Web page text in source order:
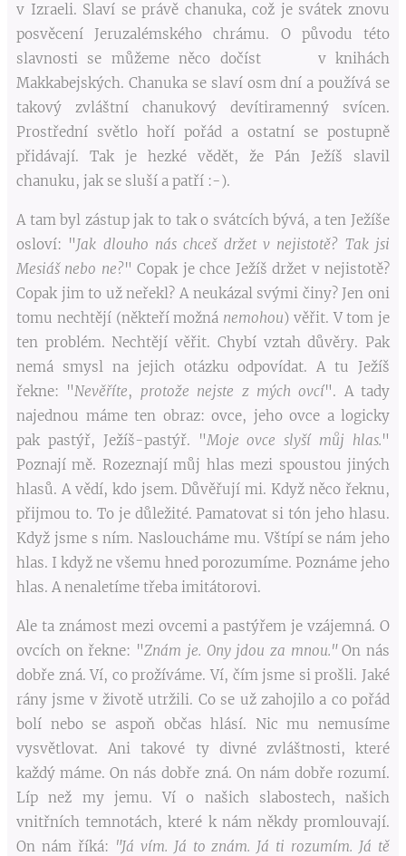
v Izraeli. Slaví se právě chanuka, což je svátek znovu
posvěcení Jeruzalémského chrámu. O původu této
slavnosti se můžeme něco dočíst v knihách
Makkabejských. Chanuka se slaví osm dní a používá se
takový zvláštní chanukový devítiramenný svícen.
Prostřední světlo hoří pořád a ostatní se postupně
přidávají. Tak je hezké vědět, že Pán Ježíš slavil
chanuku, jak se sluší a patří :-).
A tam byl zástup jak to tak o svátcích bývá, a ten Ježíše
osloví: "Jak dlouho nás chceš držet v nejistotě? Tak jsi
Mesiáš nebo ne?" Copak je chce Ježíš držet v nejistotě?
Copak jim to už neřekl? A neukázal svými činy? Jen oni
tomu nechtějí (někteří možná nemohou) věřit. V tom je
ten problém. Nechtějí věřit. Chybí vztah důvěry. Pak
nemá smysl na jejich otázku odpovídat. A tu Ježíš
řekne: "Nevěříte, protože nejste z mých ovcí". A tady
najednou máme ten obraz: ovce, jeho ovce a logicky
pak pastýř, Ježíš-pastýř. "Moje ovce slyší můj hlas."
Poznají mě. Rozeznají můj hlas mezi spoustou jiných
hlasů. A vědí, kdo jsem. Důvěřují mi. Když něco řeknu,
přijmou to. To je důležité. Pamatovat si tón jeho hlasu.
Když jsme s ním. Nasloucháme mu. Vštípí se nám jeho
hlas. I když ne všemu hned porozumíme. Poznáme jeho
hlas. A nenaletíme třeba imitátorovi.
Ale ta známost mezi ovcemi a pastýřem je vzájemná. O
ovcích on řekne: "Znám je. Ony jdou za mnou."On nás
dobře zná. Ví, co prožíváme. Ví, čím jsme si prošli. Jaké
rány jsme v životě utržili. Co se už zahojilo a co pořád
bolí nebo se aspoň občas hlásí. Nic mu nemusíme
vysvětlovat. Ani takové ty divné zvláštnosti, které
každý máme. On nás dobře zná. On nám dobře rozumí.
Líp než my jemu. Ví o našich slabostech, našich
vnitřních temnotách, které k nám někdy promlouvají.
On nám říká: "Já vím. Já to znám. Já ti rozumím. Já tě